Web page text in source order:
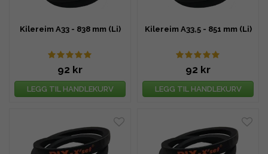
Kilereim A33 - 838 mm (Li)
92 kr
LEGG TIL HANDLEKURV
Kilereim A33,5 - 851 mm (Li)
92 kr
LEGG TIL HANDLEKURV